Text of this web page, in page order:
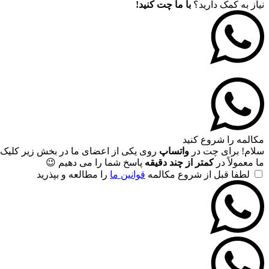
نیاز به کمک دارید؟ با ما چت کنید!
مکالمه را شروع کنید
سلام! برای چت در واتساپ روی یکی از اعضای ما در بخش زیر کلیک
ما معمولاً درکمتر از چند دقیقه پاسخ شما را می دهیم 😉
لطفا قبل از شروع مکالمه قوانین ما را مطالعه و بپذرید